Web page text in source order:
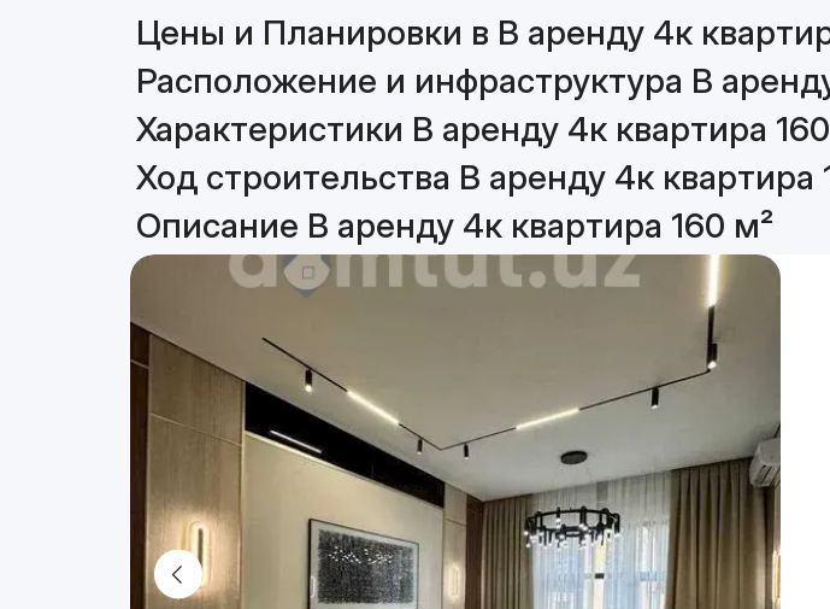
Цены и Планировки в В аренду 4к
Расположение и инфраструктура В
Характеристики В аренду 4к квартира
Ход строительства В аренду 4к квартира
Описание В аренду 4к квартира 160 м²